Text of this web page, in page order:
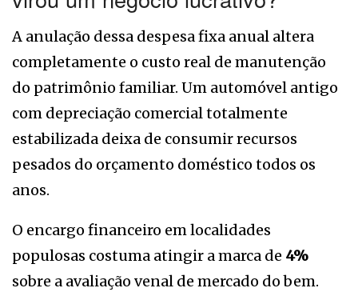
A anulação dessa despesa fixa anual altera
completamente o custo real de manutenção
do patrimônio familiar. Um automóvel antigo
com depreciação comercial totalmente
estabilizada deixa de consumir recursos
pesados do orçamento doméstico todos os
anos.
O encargo financeiro em localidades
populosas costuma atingir a marca de 4%
sobre a avaliação venal de mercado do bem.